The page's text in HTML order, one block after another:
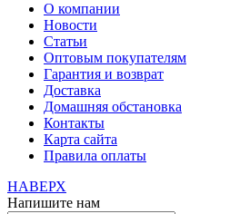
О компании
Новости
Статьи
Оптовым покупателям
Гарантия и возврат
Доставка
Домашняя обстановка
Контакты
Карта сайта
Правила оплаты
НАВЕРХ
Напишите нам